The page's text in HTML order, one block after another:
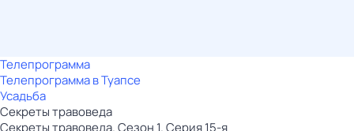
Телепрограмма
Телепрограмма в Туапсе
Усадьба
Секреты травоведа
Секреты травоведа. Сезон 1. Серия 15-я